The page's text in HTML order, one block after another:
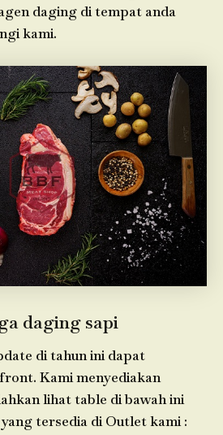
daging di tempat anda
kami.
daging sapi
di tahun ini dapat
Kami menyediakan
lihat table di bawah ini
tersedia di Outlet kami :